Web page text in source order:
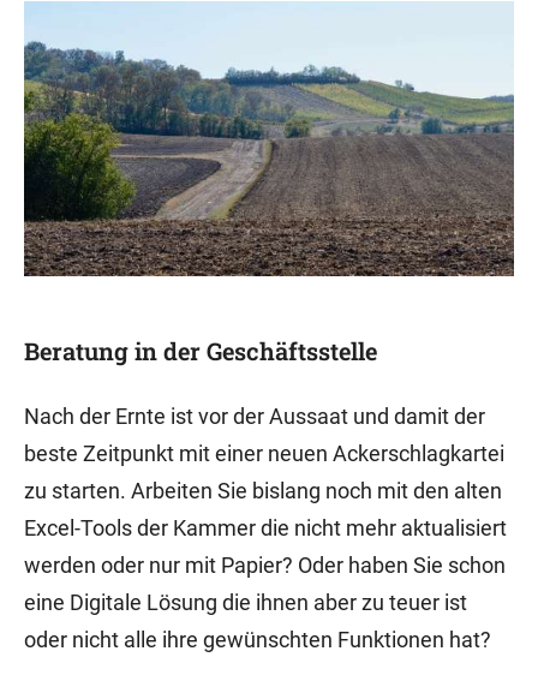
Beratung in der Geschäftsstelle
Nach der Ernte ist vor der Aussaat und damit der
beste Zeitpunkt mit einer neuen Ackerschlagkartei
zu starten. Arbeiten Sie bislang noch mit den alten
Excel-Tools der Kammer die nicht mehr aktualisiert
werden oder nur mit Papier? Oder haben Sie schon
eine Digitale Lösung die ihnen aber zu teuer ist
oder nicht alle ihre gewünschten Funktionen hat?